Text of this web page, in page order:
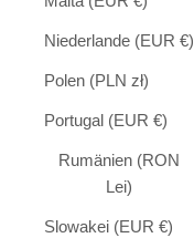
Niederlande (EUR €)
Polen (PLN zł)
Portugal (EUR €)
Rumänien (RON
Lei)
Slowakei (EUR €)